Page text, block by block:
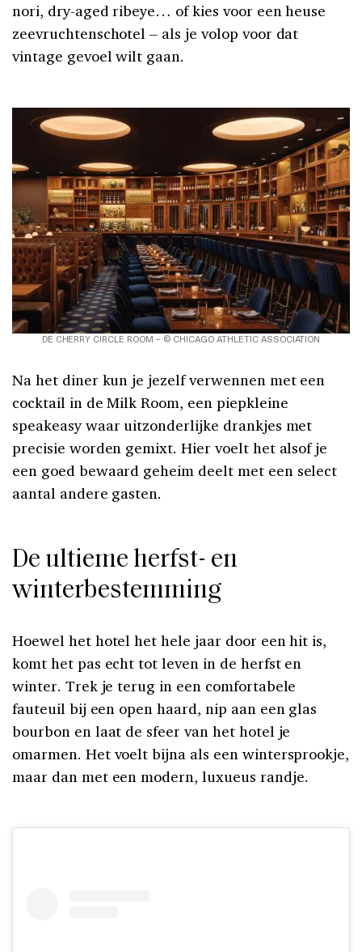
nori, dry-aged ribeye… of kies voor een heuse
zeevruchtenschotel – als je volop voor dat
vintage gevoel wilt gaan.
DE CHERRY CIRCLE ROOM – © CHICAGO ATHLETIC ASSOCIATION
Na het diner kun je jezelf verwennen met een
cocktail in de Milk Room, een piepkleine
speakeasy waar uitzonderlijke drankjes met
precisie worden gemixt. Hier voelt het alsof je
een goed bewaard geheim deelt met een select
aantal andere gasten.
De ultieme herfst- en
winterbestemming
Hoewel het hotel het hele jaar door een hit is,
komt het pas echt tot leven in de herfst en
winter. Trek je terug in een comfortabele
fauteuil bij een open haard, nip aan een glas
bourbon en laat de sfeer van het hotel je
omarmen. Het voelt bijna als een wintersprookje,
maar dan met een modern, luxueus randje.